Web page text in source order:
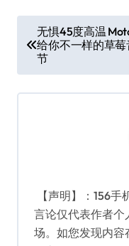
章
导
航
无惧45度高温
给你不一样的草莓
节
【声明】：156
言论仅代表作者个
场。如您发现内